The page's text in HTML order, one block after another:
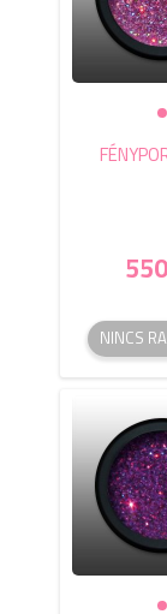
NINCS